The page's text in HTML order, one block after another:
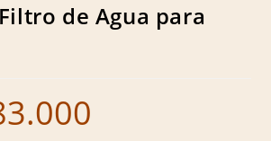
de Agua para